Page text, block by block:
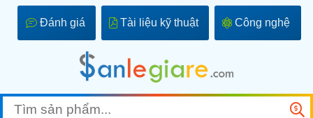
Đánh giá Tài liệu kỹ thuật Công nghệ